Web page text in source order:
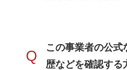
Q
この事業者の公式
歴などを確認する